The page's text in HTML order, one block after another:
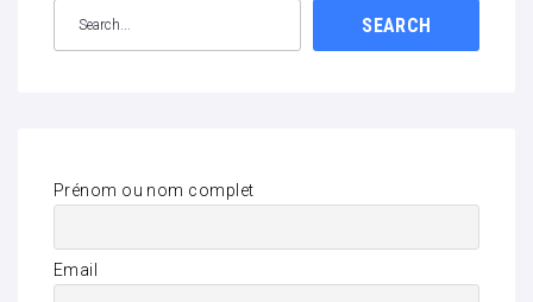
SEARCH
Prénom ou nom complet
Email